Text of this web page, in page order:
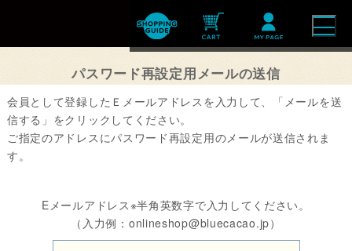
パスワード再設定用メールの送信
会員として登録したＥメールアドレスを入力して、「メールを送
信する」をクリックしてください。
ご指定のアドレスにパスワード再設定用のメールが送信されま
す。
Eメールアドレス※半角英数字で入力してください。
（入力例：onlineshop@bluecacao.jp）